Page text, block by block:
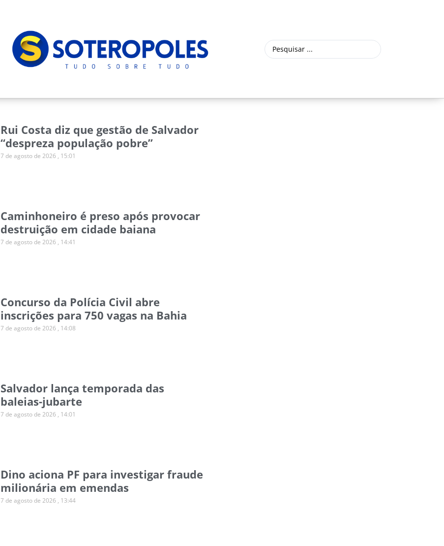
Rui Costa diz que gestão de Salvador
“despreza população pobre”
7 de agosto de 2026 15:01
Caminhoneiro é preso após provocar
destruição em cidade baiana
7 de agosto de 2026 14:41
Concurso da Polícia Civil abre
inscrições para 750 vagas na Bahia
7 de agosto de 2026 14:08
Salvador lança temporada das
baleias-jubarte
7 de agosto de 2026 14:01
Dino aciona PF para investigar fraude
milionária em emendas
7 de agosto de 2026 13:44